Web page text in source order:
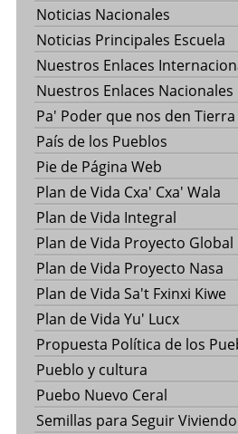
Noticias Nacionales
Noticias Principales Escuela
Nuestros Enlaces
Nuestros Enlaces Nacionales
Pa' Poder que nos den Tierra
País de los Pueblos
Pie de Página Web
Plan de Vida Cxa' Cxa' Wala
Plan de Vida Integral
Plan de Vida Proyecto Global
Plan de Vida Proyecto Nasa
Plan de Vida Sa't Fxinxi Kiwe
Plan de Vida Yu' Lucx
Propuesta Política de los
Pueblo y cultura
Puebo Nuevo Ceral
Semillas para Seguir Viviendo